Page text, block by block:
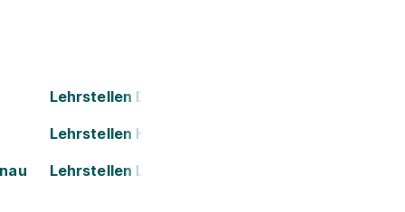
Lehrstellen Dornbirn
Lehrstellen Kapfenberg
Lehrstellen Leoben